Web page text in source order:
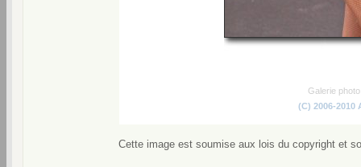
Galerie
(C) 2006-2010
Cette image est soumise aux lois du copyright et